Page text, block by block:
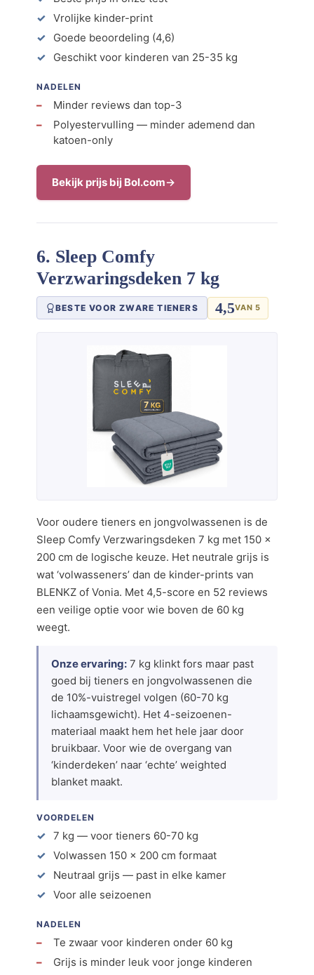
Vrolijke kinder-print
Goede beoordeling (4,6)
Geschikt voor kinderen van 25-35 kg
NADELEN
Minder reviews dan top-3
Polyestervulling — minder ademend dan
katoen-only
Bekijk prijs bij Bol.com
6. Sleep Comfy
Verzwaringsdeken 7 kg
BESTE VOOR ZWARE TIENERS 4,5VAN 5
Voor oudere tieners en jongvolwassenen is de
Sleep Comfy Verzwaringsdeken 7 kg met 150 ×
200 cm de logische keuze. Het neutrale grijs is
wat ‘volwasseners’ dan de kinder-prints van
BLENKZ of Vonia. Met 4,5-score en 52 reviews
een veilige optie voor wie boven de 60 kg
weegt.
Onze ervaring: 7 kg klinkt fors maar past
goed bij tieners en jongvolwassenen die
de 10%-vuistregel volgen (60-70 kg
lichaamsgewicht). Het 4-seizoenen-
materiaal maakt hem het hele jaar door
bruikbaar. Voor wie de overgang van
‘kinderdeken’ naar ‘echte’ weighted
blanket maakt.
VOORDELEN
7 kg — voor tieners 60-70 kg
Volwassen 150 × 200 cm formaat
Neutraal grijs — past in elke kamer
Voor alle seizoenen
NADELEN
Te zwaar voor kinderen onder 60 kg
Grijs is minder leuk voor jonge kinderen